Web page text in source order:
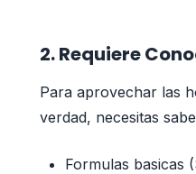
2. Requiere
Para aprovechar las
verdad, necesitas
Formulas basicas